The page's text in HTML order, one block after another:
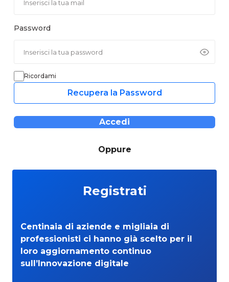
Password
Ricordami
Recupera la Password
Accedi
Oppure
Registrati
Centinaia di aziende e migliaia di
professionisti ci hanno già scelto per il
loro aggiornamento continuo
sull’Innovazione digitale